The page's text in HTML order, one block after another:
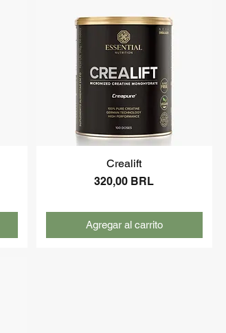
Crealift
Precio
320,00 BRL
Agregar al carrito